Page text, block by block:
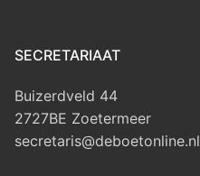
SECRETARIAAT
Buizerdveld 44
2727BE Zoetermeer
secretaris@deboetonline.nl